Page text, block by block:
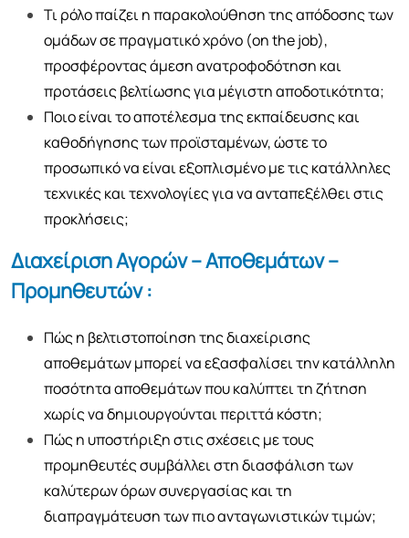
Τι ρόλο παίζει η παρακολούθηση της απόδοσης των
ομάδων σε πραγματικό χρόνο (on the job),
προσφέροντας άμεση ανατροφοδότηση και
προτάσεις βελτίωσης για μέγιστη αποδοτικότητα;
Ποιο είναι το αποτέλεσμα της εκπαίδευσης και
καθοδήγησης των προϊσταμένων, ώστε το
προσωπικό να είναι εξοπλισμένο με τις κατάλληλες
τεχνικές και τεχνολογίες για να ανταπεξέλθει στις
προκλήσεις;
Διαχείριση Αγορών – Αποθεμάτων –
Προμηθευτών :
Πώς η βελτιστοποίηση της διαχείρισης
αποθεμάτων μπορεί να εξασφαλίσει την κατάλληλη
ποσότητα αποθεμάτων που καλύπτει τη ζήτηση
χωρίς να δημιουργούνται περιττά κόστη;
Πώς η υποστήριξη στις σχέσεις με τους
προμηθευτές συμβάλλει στη διασφάλιση των
καλύτερων όρων συνεργασίας και τη
διαπραγμάτευση των πιο ανταγωνιστικών τιμών;